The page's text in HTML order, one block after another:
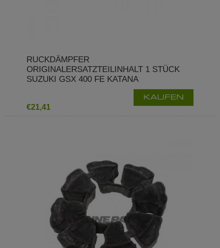
RUCKDÄMPFER
ORIGINALERSATZTEILINHALT 1 STÜCK
SUZUKI GSX 400 FE KATANA
€21,41
KAUFEN